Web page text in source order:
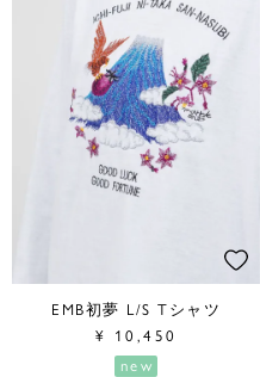
EMB初夢 L/S Tシャツ
¥ 10,450
new